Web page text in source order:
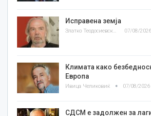
Исправена земја
Златко Теодосиевски 07/08/2026
Климата како
Европа
Ивица Челиковиќ 07/08/2026
СДСМ е задолжен за